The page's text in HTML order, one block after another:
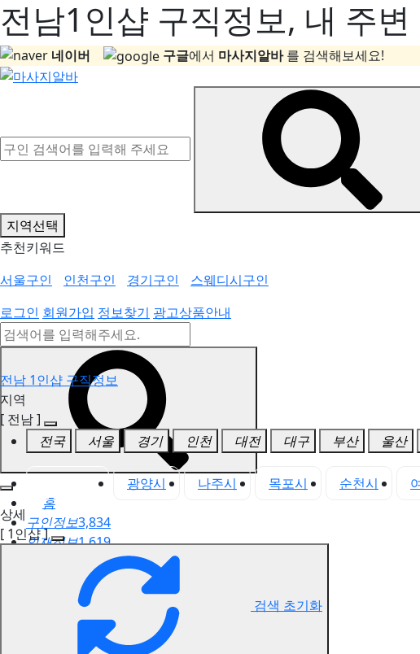
전남1인샵 구직정보, 내 주
네이버 구글에서 마사지알바를 검색해보세요!
지역선택
추천키워드
서울구인
인천구인 경기구인
스웨디시구인
로그인 회원가입 정보찾기 광고상품안내
홈
구인정보3,834
인재정보1,619
고객센터
전국업체정보
마사지가이드
업체 서비스 관리
전남 1인샵 구직정보
지역
[ 전남 ]
전국
서울 경기 인천 대전 대구 부산 울산
광양시 나주시 목포시 순천시
상세
[ 1인샵 ]
검색 초기화